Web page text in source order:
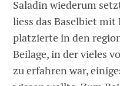
Saladin wiederum
liess das Baselbiet
platzierte in den
Beilage, in der vieles
zu erfahren war,